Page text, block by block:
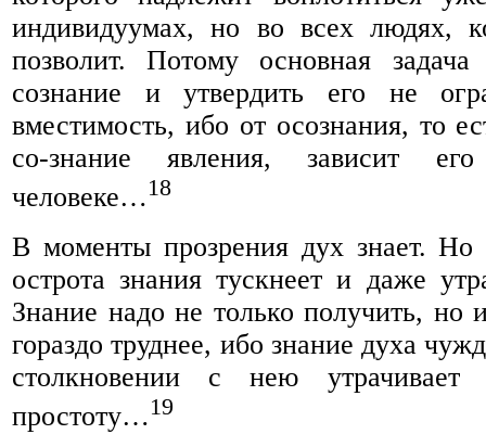
индивидуумах, но во всех людях,
позволит. Потому основная
сознание и утвердить его не
вместимость, ибо от осознания, то
со-знание явления, зависит
человеке…18
В моменты прозрения дух знает. Но
острота знания тускнеет и даже
Знание надо не только получить, но
гораздо труднее, ибо знание духа
столкновении с нею
простоту…19